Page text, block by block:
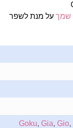
על מנת לשפר
Goku ,Gia ,Gio